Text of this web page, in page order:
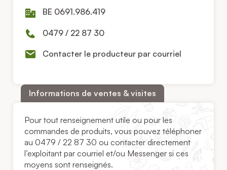
BE 0691.986.419
0479 / 22 87 30
Contacter le producteur par courriel
Informations de ventes & visites
Pour tout renseignement utile ou pour les
commandes de produits, vous pouvez téléphoner
au 0479 / 22 87 30 ou contacter directement
l’exploitant par courriel et/ou Messenger si ces
moyens sont renseignés.